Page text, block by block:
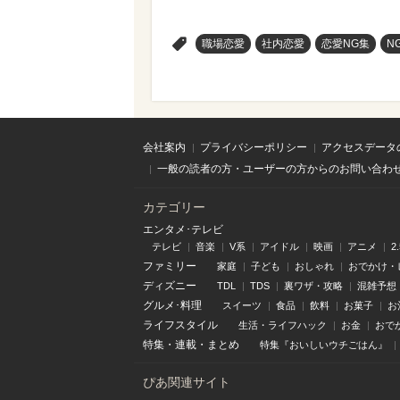
職場恋愛 社内恋愛 恋愛NG集
会社案内 プライバシーポリシー
アクセスデー
一般の読者の方・ユーザーの方からのお問い合わ
カテゴリー
エンタメ･テレビ
テレビ 音楽 V系 アイドル 映画 アニメ
ファミリー 家庭 子ども おしゃれ おでかけ・
ディズニー TDL TDS 裏ワザ・攻略 混雑予想
グルメ･料理 スイーツ 食品 飲料 お菓子 お
ライフスタイル 生活・ライフハック お金 おで
特集 ・ 連載 ・ まとめ 特集『おいしいウチごはん』
ぴあ関連サイト